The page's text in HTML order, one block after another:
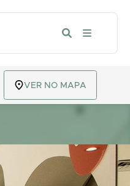
VER NO MAPA